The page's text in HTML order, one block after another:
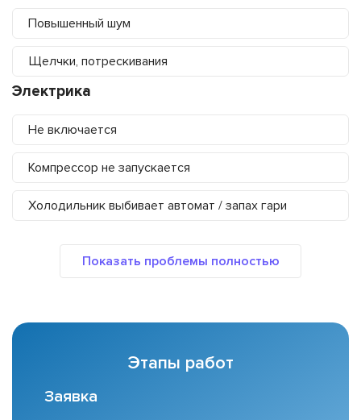
Повышенный шум
Щелчки, потрескивания
Электрика
Не включается
Компрессор не запускается
Холодильник выбивает автомат / запах гари
Этапы работ
Заявка